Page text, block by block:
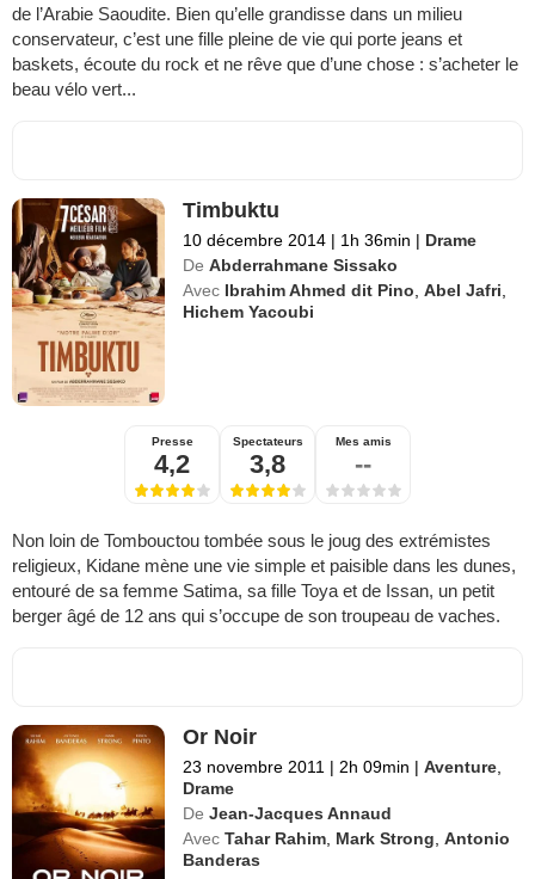
de l’Arabie Saoudite. Bien qu’elle grandisse dans un milieu
conservateur, c’est une fille pleine de vie qui porte jeans et
baskets, écoute du rock et ne rêve que d’une chose : s’acheter le
beau vélo vert...
Timbuktu
10 décembre 2014 | 1h 36min | Drame
De Abderrahmane Sissako
Avec Ibrahim Ahmed dit Pino ,Abel Jafri
Hichem Yacoubi
Presse
4,2
Spectateurs
3,8
Mes amis
--
Non loin de Tombouctou tombée sous le joug des extrémistes
religieux, Kidane mène une vie simple et paisible dans les dunes,
entouré de sa femme Satima, sa fille Toya et de Issan, un petit
berger âgé de 12 ans qui s’occupe de son troupeau de vaches.
Or Noir
23 novembre 2011 | 2h 09min | Aventure
Drame
De Jean-Jacques Annaud
Avec Tahar Rahim Mark Strong ,Antonio
Banderas